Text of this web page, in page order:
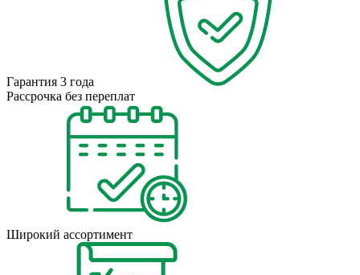
Гарантия 3 года
Рассрочка без переплат
Широкий ассортимент